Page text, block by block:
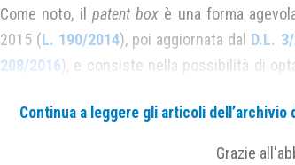
Come noto, il patent box è una forma
2015 (L. 190/2014), poi aggiornata dal D.L.
208/2016), e consiste nella possibilità di
industriali, da marchi d’impresa, da
informazioni relativi ad esperienze acquisite
Continua a leggere gli articoli
Grazie